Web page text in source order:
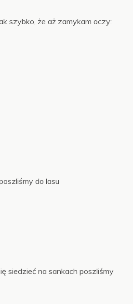
szybko, że aż zamykam oczy:
do lasu
siedzieć na sankach poszliśmy